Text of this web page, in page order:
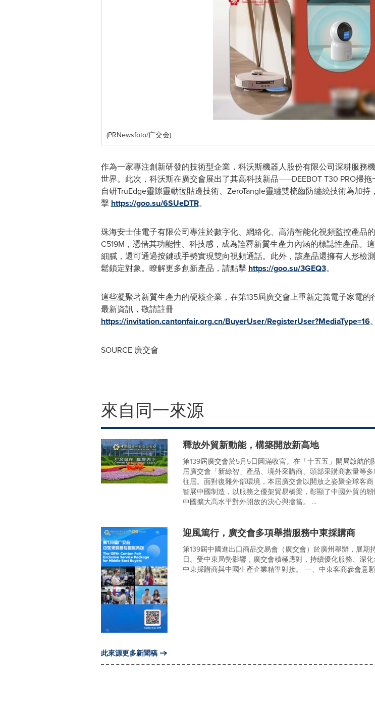
(PRNewsfoto/广交会)
作為一家專注創新研發的技術型企業，科沃斯機器人股份有限公司深耕服務
世界。此次，科沃斯在廣交會展出了其高科技新品——DEEBOT T30 PRO掃
自研TruEdge靈隙靈動恆貼邊技術、ZeroTangle靈纏雙梳齒防纏繞技術為加
擊 https://goo.su/6SUeDTR。
珠海安士佳電子有限公司專注於數字化、網絡化、高清智能化視頻監控產品
C519M，憑借其功能性、科技感，成為詮釋新質生產力內涵的標誌性產品。
細膩，還可通過按鍵或手勢實現雙向視頻通話。此外，該產品還擁有人形檢
鬆鎖定對象。瞭解更多創新產品，請點擊 https://goo.su/3GEQ3。
這些凝聚著新質生產力的硬核企業，在第135屆廣交會上重新定義電子家電
最新資訊，敬請註冊
https://invitation.cantonfair.org.cn/BuyerUser/RegisterUser?MediaType=16。
SOURCE 廣交會
來自同一來源
釋放外貿新動能，構築開放新高地
第139屆廣交會於5月5日圓滿收官。在「十五五」開局啟航的
屆廣交會「新綠智」產品、境外采購商、頭部采購商數量等
往屆。面對復雜外部環境，本屆廣交會以開放之姿聚全球客
智展中國制造，以服務之優架貿易橋梁，彰顯了中國外貿的韌
中國擴大高水平對外開放的決心與擔當。 ...
迎風篤行，廣交會多項舉措服務中東採購商
第139屆中國進出口商品交易會（廣交會）於廣州舉辦，展期
日。受中東局勢影響，廣交會積極應對，持續優化服務、深
中東採購商與中國生產企業精準對接。 一、中東客商參會意
此來源更多新聞稿